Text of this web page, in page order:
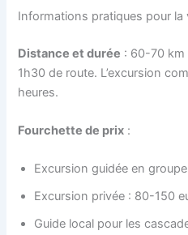
Informations pratiques pour la
Distance et durée : 60-70 km
1h30 de route. L’excursion
heures.
Fourchette de prix :
Excursion guidée en
Excursion privée : 80-150
Guide local pour les